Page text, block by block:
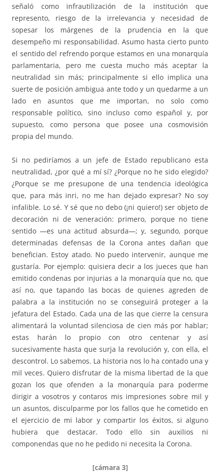
señaló como infrautilización de la institución que
represento, riesgo de la irrelevancia y necesidad de
sopesar los márgenes de la prudencia en la que
desempeño mi responsabilidad. Asumo hasta cierto punto
el sentido del refrendo porque estamos en una monarquía
parlamentaria, pero me cuesta mucho más aceptar la
neutralidad sin más; principalmente si ello implica una
suerte de posición ambigua ante todo y un quedarme a un
lado en asuntos que me importan, no solo como
responsable político, sino incluso como español y, por
supuesto, como persona que posee una cosmovisión
propia del mundo.
Si no pediríamos a un jefe de Estado republicano esta
neutralidad, ¿por qué a mí sí? ¿Porque no he sido elegido?
¿Porque se me presupone de una tendencia ideológica
que, para más inri, no me han dejado expresar? No soy
infalible. Lo sé. Y sé que no debo (¡ni quiero!) ser objeto de
decoración ni de veneración: primero, porque no tiene
sentido —es una actitud absurda—; y, segundo, porque
determinadas defensas de la Corona antes dañan que
benefician. Estoy atado. No puedo intervenir, aunque me
gustaría. Por ejemplo: quisiera decir a los jueces que han
emitido condenas por injurias a la monarquía que no, que
así no, que tapando las bocas de quienes agreden de
palabra a la institución no se conseguirá proteger a la
jefatura del Estado. Cada una de las que cierre la censura
alimentará la voluntad silenciosa de cien más por hablar;
estas harán lo propio con otro centenar y así
sucesivamente hasta que surja la revolución y, con ella, el
descontrol. Lo sabemos. La historia nos lo ha contado una y
mil veces. Quiero disfrutar de la misma libertad de la que
gozan los que ofenden a la monarquía para poderme
dirigir a vosotros y contaros mis impresiones sobre mil y
un asuntos, disculparme por los fallos que he cometido en
el ejercicio de mi labor y compartir los éxitos, si alguno
hubiera que destacar. Todo ello sin auxilios ni
componendas que no he pedido ni necesita la Corona.
[cámara 3]